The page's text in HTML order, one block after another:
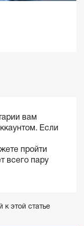
вам
Если
пройти
всего пару
к этой статье